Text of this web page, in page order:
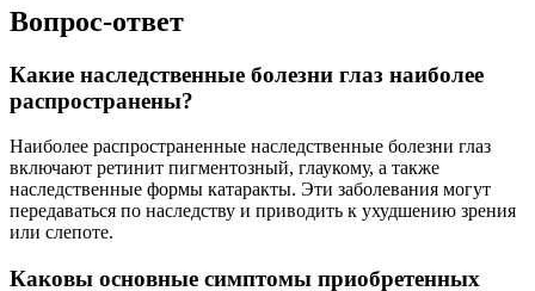
Вопрос-ответ
Какие наследственные болезни глаз наиболее
распространены?
Наиболее распространенные наследственные болезни глаз
включают ретинит пигментозный, глаукому, а также
наследственные формы катаракты. Эти заболевания могут
передаваться по наследству и приводить к ухудшению зрения
или слепоте.
Каковы основные симптомы приобретенных